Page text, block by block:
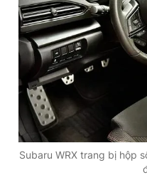
Subaru WRX trang bị hộp